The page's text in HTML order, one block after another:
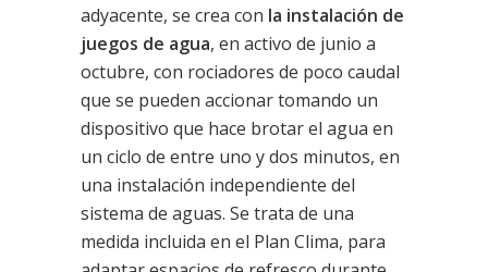
adyacente, se crea con la instalación de
juegos de agua, en activo de junio a
octubre, con rociadores de poco caudal
que se pueden accionar tomando un
dispositivo que hace brotar el agua en
un ciclo de entre uno y dos minutos, en
una instalación independiente del
sistema de aguas. Se trata de una
medida incluida en el Plan Clima, para